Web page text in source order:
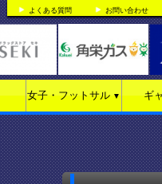
よくある質問 お問い合わせ
女子・フットサル▼ ギ